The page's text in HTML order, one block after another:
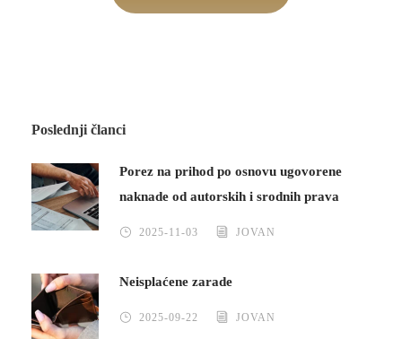
Poslednji članci
Porez na prihod po osnovu ugovorene
naknade od autorskih i srodnih prava
2025-11-03 JOVAN
Neisplaćene zarade
2025-09-22 JOVAN